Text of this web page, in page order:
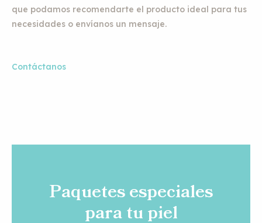
que podamos recomendarte el producto ideal para tus
necesidades o envíanos un mensaje.
Contáctanos
Paquetes especiales
para tu piel